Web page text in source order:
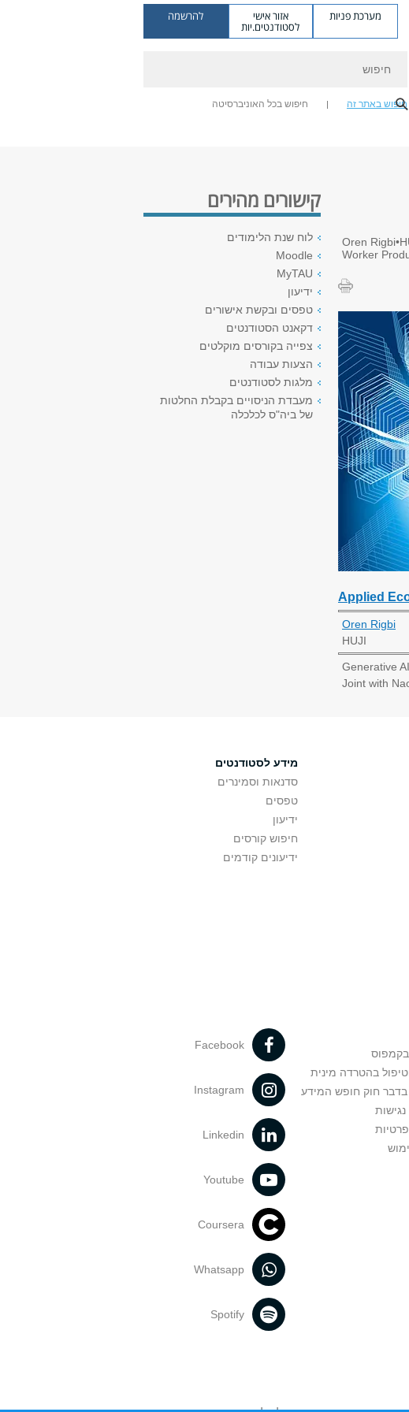
מערכת פניות אזור אישי
לסטודנטים.יות
להרשמה
חיפוש באתר זה חיפוש בכל האוניברסיטה
Oren
Worker
Applied
Oren Rigbi
HUJI
Generative
Joint with
קישורים מהירים
לוח שנת הלימודים
Moodle
MyTAU
ידיעון
טפסים ובקשת אישורים
דקאנט הסטודנטים
צפייה בקורסים מוקלטים
הצעות עבודה
מלגות לסטודנטים
מעבדת הניסויים בקבלת החלטות
של ביה"ס לכלכלה
מידע לסטודנטים
סדנאות וסמינרים
טפסים
ידיעון
חיפוש קורסים
ידיעונים קודמים
בקמפוס
בהטרדה מינית
בדבר חוק חופש המידע
Facebook
Instagram
Linkedin
Youtube
Coursera
Whatsapp
Spotify